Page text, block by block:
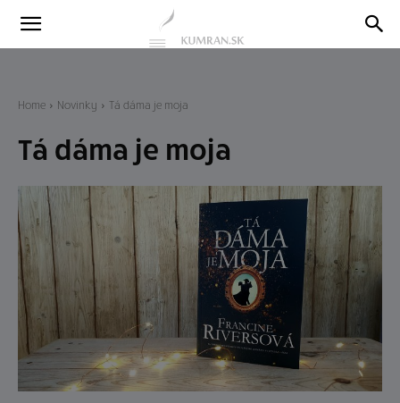
Kumran
Home Novinky Tá dáma je moja
Tá dáma je moja